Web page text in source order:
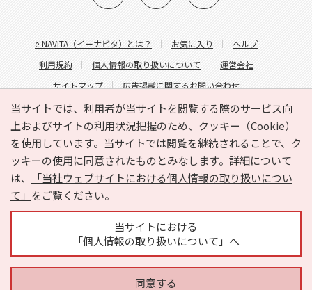
当サイトでは、利用者が当サイトを閲覧する際のサービス向
上およびサイトの利用状況把握のため、クッキー（Cookie）
を使用しています。当サイトでは閲覧を継続されることで、ク
ッキーの使用に同意されたものとみなします。詳細について
は、
「当社ウェブサイトにおける個人情報の取り扱いについ
て」 をご覧ください。
当サイトにおける
「個人情報の取り扱いについて」へ
同意する
e-NAVITA（イーナビタ）とは？ お気に入り
ヘルプ
利用規約
個人情報の取り扱いについて
運営会社
サイトマップ
広告掲載に関するお問い合わせ
サイトの内容に関するお問い合わせ
Copyright © HYOJITO.Co.,Ltd. All Rights Reserved.